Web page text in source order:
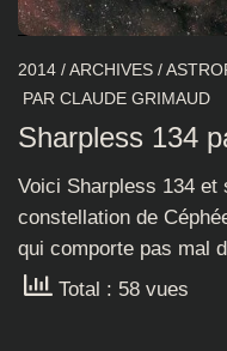
2014 /ARCHIVES /
PAR CLAUDE GRIMAUD
Sharpless 134
Voici Sharpless 134 et
constellation de
qui comporte pas mal
Total : 58 vues